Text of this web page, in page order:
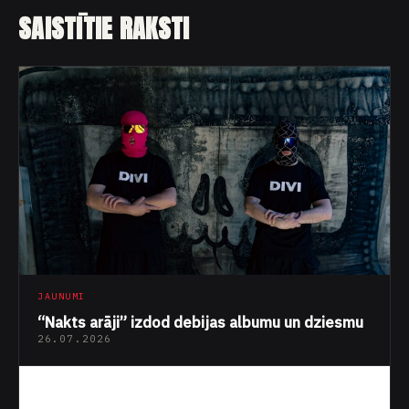
SAISTĪTIE RAKSTI
JAUNUMI
“Nakts arāji” izdod debijas albumu un dziesmu
26.07.2026